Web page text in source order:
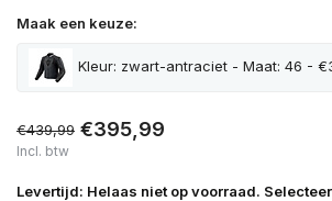
Maak een keuze:
Kleur: zwart-antraciet - Maat: 46 -
€439,99 €395,99
Incl. btw
Levertijd: Helaas niet op voorraad.